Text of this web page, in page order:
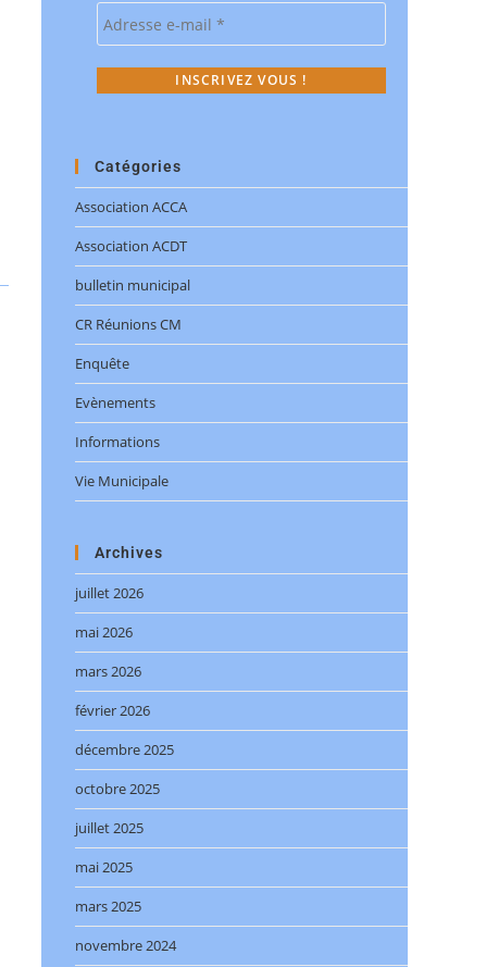
Catégories
Association ACCA
Association ACDT
bulletin municipal
CR Réunions CM
Enquête
Evènements
Informations
Vie Municipale
Archives
juillet 2026
mai 2026
mars 2026
février 2026
décembre 2025
octobre 2025
juillet 2025
mai 2025
mars 2025
novembre 2024